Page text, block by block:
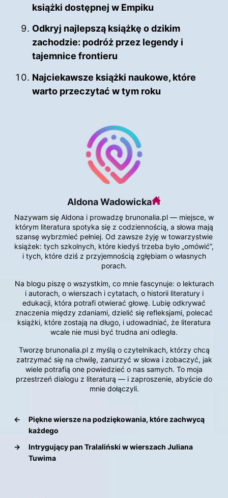
książki dostępnej w Empiku
Odkryj najlepszą książkę o dzikim
zachodzie: podróż przez legendy i
tajemnice frontieru
Najciekawsze książki naukowe, które
warto przeczytać w tym roku
Aldona Wadowicka
Nazywam się Aldona i prowadzę brunonalia.pl — miejsce, w
którym literatura spotyka się z codziennością, a słowa mają
szansę wybrzmieć pełniej. Od zawsze żyję w towarzystwie
książek: tych szkolnych, które kiedyś trzeba było „omówić”,
i tych, które dziś z przyjemnością zgłębiam o własnych
porach.
Na blogu piszę o wszystkim, co mnie fascynuje: o lekturach
i autorach, o wierszach i cytatach, o historii literatury i
edukacji, która potrafi otwierać głowę. Lubię odkrywać
znaczenia między zdaniami, dzielić się refleksjami, polecać
książki, które zostają na długo, i udowadniać, że literatura
wcale nie musi być trudna ani odległa.
Tworzę brunonalia.pl z myślą o czytelnikach, którzy chcą
zatrzymać się na chwilę, zanurzyć w słowa i zobaczyć, jak
wiele potrafią one powiedzieć o nas samych. To moja
przestrzeń dialogu z literaturą — i zaproszenie, abyście do
mnie dołączyli.
←
Piękne wiersze na podziękowania, które zachwycą
każdego
→
Intrygujący pan Tralaliński w wierszach Juliana
Tuwima